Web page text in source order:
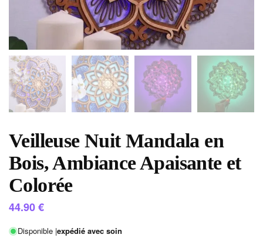
Veilleuse Nuit Mandala en
Bois, Ambiance Apaisante et
Colorée
44.90€
Disponible |expédié avec soin